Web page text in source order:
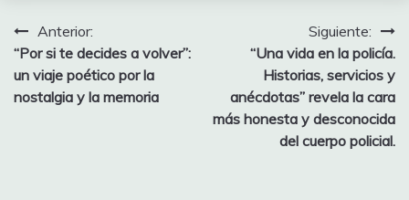
Navegación
de
entradas
Anterior:
“Por si te decides a volver”:
un viaje poético por la
nostalgia y la memoria
Siguiente:
“Una vida en la policía.
Historias, servicios y
anécdotas” revela la cara
más honesta y desconocida
del cuerpo policial.